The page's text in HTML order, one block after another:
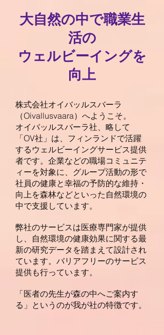
大自然の中で職業生
活の
ウェルビーイングを
向上
株式会社オイバッルスバーラ
（Oivallusvaara）へようこそ。
オイバッルスバーラ社、略して
「OV社」は、フィンランドで活躍
するウェルビーイングサービス提供
者です。企業などの職場コミュニテ
ィーを対象に、グループ活動の形で
社員の健康と幸福の予防的な維持・
向上を森林などといった自然環境の
中で支援しています。
弊社のサービスは医療専門家が提供
し、自然環境の健康効果に関する最
新の研究データを踏まえて設計され
ています。バリアフリーのサービス
提供も行っています。
「医者の先生が森の中へご案内す
る」というのが我が社の特徴です。